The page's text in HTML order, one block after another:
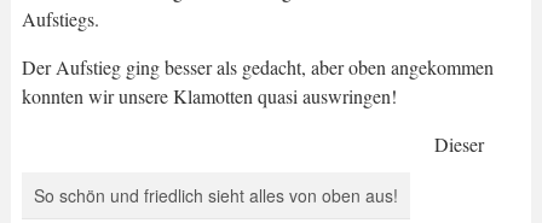
Aufstiegs.
Der Aufstieg ging besser als gedacht, aber oben angekommen
konnten wir unsere Klamotten quasi auswringen!
So schön und friedlich sieht alles von oben aus!
Dieser